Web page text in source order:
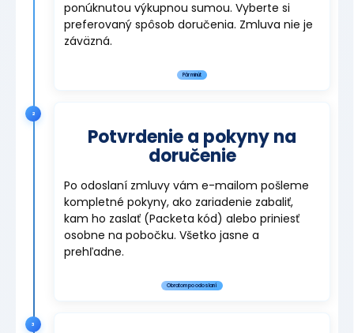
ponúknutou výkupnou sumou. Vyberte si
preferovaný spôsob doručenia. Zmluva nie je
záväzná.
Pár minút
2
Potvrdenie a pokyny na
doručenie
Po odoslaní zmluvy vám e-mailom pošleme
kompletné pokyny, ako zariadenie zabaliť,
kam ho zaslať (Packeta kód) alebo priniesť
osobne na pobočku. Všetko jasne a
prehľadne.
Obratom po odoslaní
3